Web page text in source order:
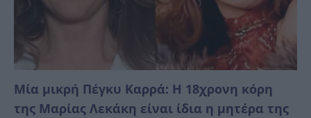
Μία μικρή Πέγκυ Καρρά: Η 18χρονη κόρη
της Μαρίας Λεκάκη είναι ίδια η μητέρα της